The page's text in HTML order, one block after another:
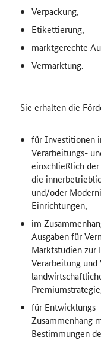
Verpackung,
Etikettierung,
marktgerechte
Vermarktung.
Sie erhalten die
für Investitionen
Verarbeitungs-
einschließlich
die
und/oder
Einrichtungen,
im
Ausgaben für
Marktstudien zur
Verarbeitung
für
Zusammenhang
Bestimmungen